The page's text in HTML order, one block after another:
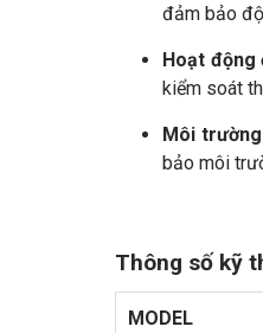
đảm bảo
Hoạt động
kiểm soát
Môi
bảo môi
Thông số kỹ
MODEL